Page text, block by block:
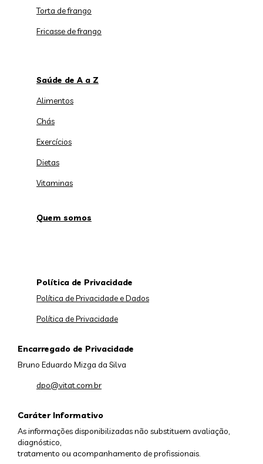
Torta de frango
Fricasse de frango
Saúde de A a Z
Alimentos
Chás
Exercícios
Dietas
Vitaminas
Quem somos
Caráter Informativo
As informações disponibilizadas não substituem avaliação,
diagnóstico,
tratamento ou acompanhamento de profissionais.
Política de Privacidade
Política de Privacidade e Dados
Política de Privacidade
Encarregado de Privacidade
Bruno Eduardo Mizga da Silva
dpo@vitat.com.br